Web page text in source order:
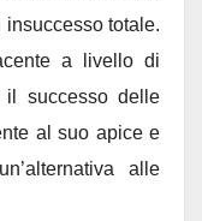
totale.
a livello di
il successo delle
al suo apice e
alle